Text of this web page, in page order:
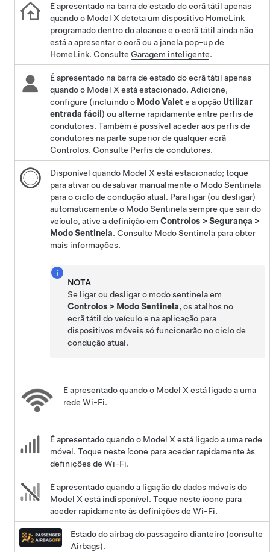
É apresentado na barra de estado do ecrã tátil apenas
quando o Model X deteta um dispositivo HomeLink
programado dentro do alcance e o ecrã tátil ainda não
está a apresentar o ecrã ou a janela pop-up de
HomeLink. Consulte Garagem inteligente.
É apresentado na barra de estado do ecrã tátil apenas
quando o Model X está estacionado. Adicione,
configure (incluindo o Modo Valet e a opção Utilizar
entrada fácil) ou alterne rapidamente entre perfis de
condutores. Também é possível aceder aos perfis de
condutores na parte superior de qualquer ecrã
Controlos. Consulte Perfis de condutores.
Disponível quando Model X está estacionado; toque
para ativar ou desativar manualmente o Modo Sentinela
para o ciclo de condução atual. Para ligar (ou desligar)
automaticamente o Modo Sentinela sempre que sair do
veículo, ative a definição emControlos >Segurança >
Modo Sentinela. Consulte Modo Sentinela para obter
mais informações.
NOTA
Se ligar ou desligar o modo sentinela em
Controlos > Modo Sentinela, os atalhos no
ecrã tátil do veículo e na aplicação para
dispositivos móveis só funcionarão no ciclo de
condução atual.
É apresentado quando o Model X está ligado a uma
rede Wi-Fi.
É apresentado quando o Model X está ligado a uma rede
móvel. Toque neste ícone para aceder rapidamente às
definições de Wi-Fi.
É apresentado quando a ligação de dados móveis do
Model X está indisponível. Toque neste ícone para
aceder rapidamente às definições de Wi-Fi.
Estado do airbag do passageiro dianteiro (consulte
Airbags).